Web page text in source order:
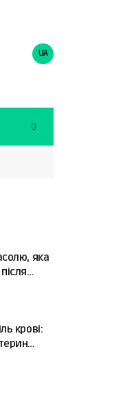
UA
яка
крові: